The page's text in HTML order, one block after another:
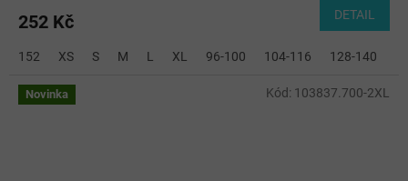
252 Kč DETAIL
152 XS S M L XL 96-100 104-116 128-140
Novinka Kód: 103837.700-2XL